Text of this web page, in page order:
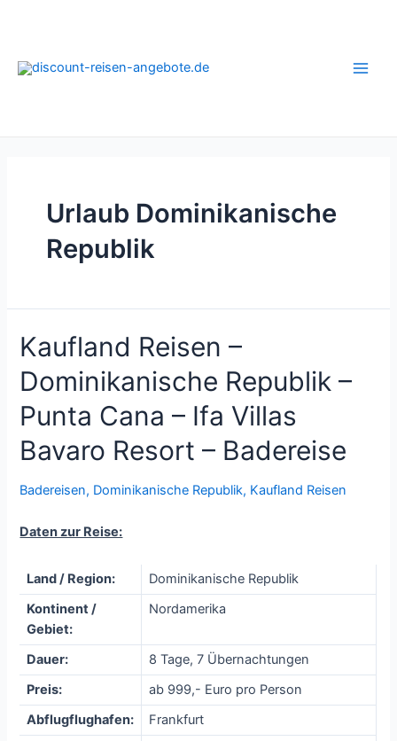
Urlaub Dominikanische
Republik
Kaufland Reisen –
Dominikanische Republik –
Punta Cana – Ifa Villas
Bavaro Resort – Badereise
Badereisen, Dominikanische Republik, Kaufland Reisen
Daten zur Reise:
Land / Region:
Dominikanische Republik
Kontinent /
Gebiet:
Nordamerika
Dauer:
8 Tage, 7 Übernachtungen
Preis:
ab 999,- Euro pro Person
Abflugflughafen:
Frankfurt